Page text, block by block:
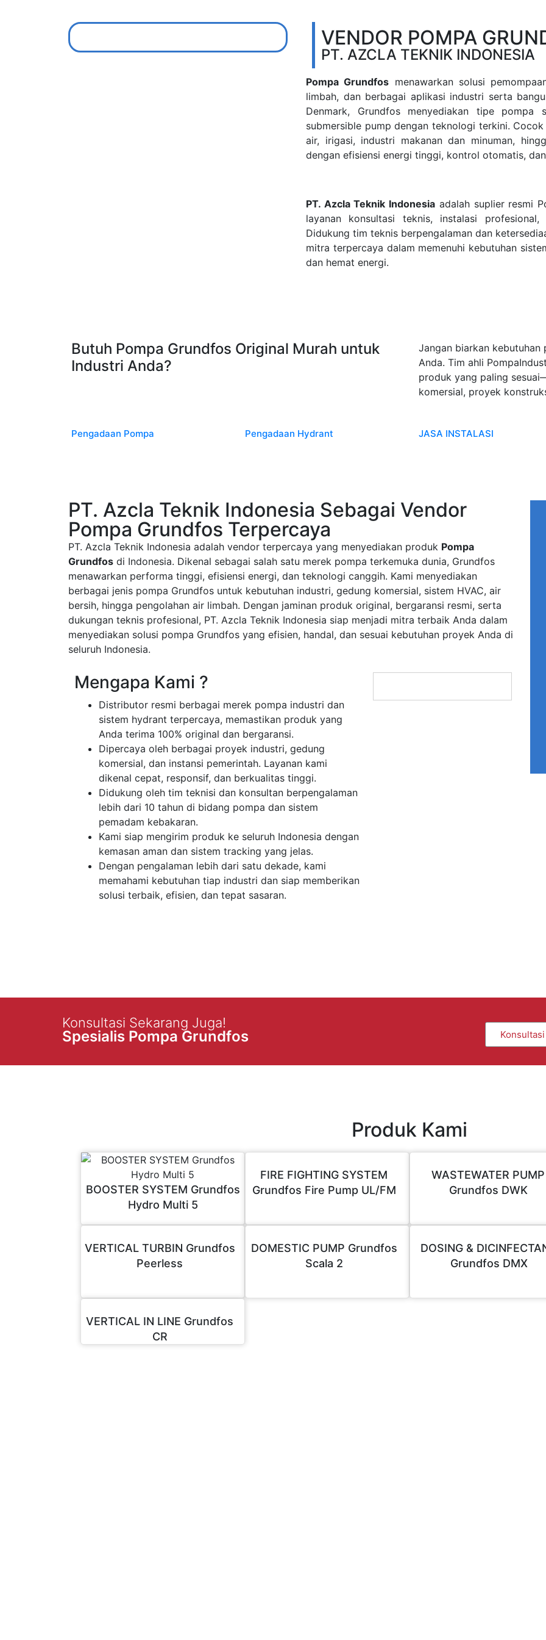
VENDOR POMPA
PT. AZCLA TEKNIK INDONESIA
Pompa Grundfos menawarkan solusi
limbah, dan berbagai aplikasi industri serta
Denmark, Grundfos menyediakan tipe
submersible pump dengan teknologi terkini.
air, irigasi, industri makanan dan minuman,
dengan efisiensi energi tinggi, kontrol otomatis,
PT. Azcla Teknik Indonesia adalah suplier resmi
layanan konsultasi teknis, instalasi
Didukung tim teknis berpengalaman dan
mitra terpercaya dalam memenuhi kebutuhan
dan hemat energi.
Butuh Pompa Grundfos Original Murah untuk
Industri Anda?
Jangan biarkan kebutuhan
Anda. Tim ahli
produk yang paling
komersial, proyek
Pengadaan Pompa Pengadaan Hydrant JASA INSTALASI
PT. Azcla Teknik Indonesia Sebagai Vendor
Pompa Grundfos Terpercaya
PT. Azcla Teknik Indonesia adalah vendor terpercaya yang menyediakan produk Pompa
Grundfos di Indonesia. Dikenal sebagai salah satu merek pompa terkemuka dunia, Grundfos
menawarkan performa tinggi, efisiensi energi, dan teknologi canggih. Kami menyediakan
berbagai jenis pompa Grundfos untuk kebutuhan industri, gedung komersial, sistem HVAC, air
bersih, hingga pengolahan air limbah. Dengan jaminan produk original, bergaransi resmi, serta
dukungan teknis profesional, PT. Azcla Teknik Indonesia siap menjadi mitra terbaik Anda dalam
menyediakan solusi pompa Grundfos yang efisien, handal, dan sesuai kebutuhan proyek Anda di
seluruh Indonesia.
Mengapa Kami ?
Distributor resmi berbagai merek pompa industri dan
sistem hydrant terpercaya, memastikan produk yang
Anda terima 100% original dan bergaransi.
Dipercaya oleh berbagai proyek industri, gedung
komersial, dan instansi pemerintah. Layanan kami
dikenal cepat, responsif, dan berkualitas tinggi.
Didukung oleh tim teknisi dan konsultan berpengalaman
lebih dari 10 tahun di bidang pompa dan sistem
pemadam kebakaran.
Kami siap mengirim produk ke seluruh Indonesia dengan
kemasan aman dan sistem tracking yang jelas.
Dengan pengalaman lebih dari satu dekade, kami
memahami kebutuhan tiap industri dan siap memberikan
solusi terbaik, efisien, dan tepat sasaran.
Konsultasi Sekarang Juga!
Spesialis Pompa Grundfos
Produk Kami
BOOSTER SYSTEM Grundfos
Hydro Multi 5
FIRE FIGHTING SYSTEM
Grundfos Fire Pump UL/FM
WASTEWATER PUMP
Grundfos DWK
VERTICAL TURBIN Grundfos
Peerless
DOMESTIC PUMP Grundfos
Scala 2
DOSING &
Grundfos DMX
VERTICAL IN LINE Grundfos
CR